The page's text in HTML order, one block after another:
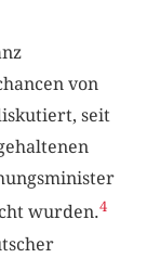
von
seit
wurden.4